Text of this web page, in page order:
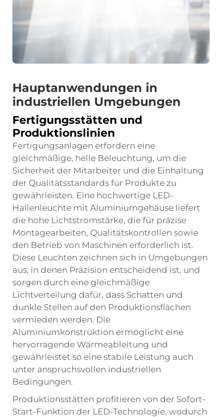
Hauptanwendungen in
industriellen Umgebungen
Fertigungsstätten und
Produktionslinien
Fertigungsanlagen erfordern eine
gleichmäßige, helle Beleuchtung, um die
Sicherheit der Mitarbeiter und die Einhaltung
der Qualitätsstandards für Produkte zu
gewährleisten. Eine hochwertige LED-
Hallenleuchte mit Aluminiumgehäuse liefert
die hohe Lichtstromstärke, die für präzise
Montagearbeiten, Qualitätskontrollen sowie
den Betrieb von Maschinen erforderlich ist.
Diese Leuchten zeichnen sich in Umgebungen
aus, in denen Präzision entscheidend ist, und
sorgen durch eine gleichmäßige
Lichtverteilung dafür, dass Schatten und
dunkle Stellen auf den Produktionsflächen
vermieden werden. Die
Aluminiumkonstruktion ermöglicht eine
hervorragende Wärmeableitung und
gewährleistet so eine stabile Leistung auch
unter anspruchsvollen industriellen
Bedingungen.
Produktionsstätten profitieren von der Sofort-
Start-Funktion der LED-Technologie, wodurch